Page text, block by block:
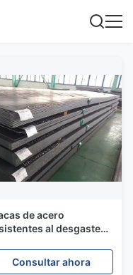
de acero
al desgaste
D-60 DP-60
58-62
Consultar ahora